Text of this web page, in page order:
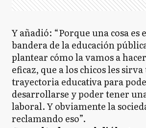
Y añadió: “Porque una cosa es
bandera de la educación
plantear cómo la vamos a
eficaz, que a los chicos les
trayectoria educativa para
desarrollarse y poder tener
laboral. Y obviamente la
reclamando eso”.